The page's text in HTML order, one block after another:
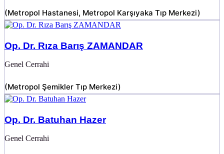
(Metropol Hastanesi, Metropol Karşıyaka Tıp Merkezi)
Op. Dr. Rıza Barış ZAMANDAR
Genel Cerrahi
(Metropol Şemikler Tıp Merkezi)
Op. Dr. Batuhan Hazer
Genel Cerrahi